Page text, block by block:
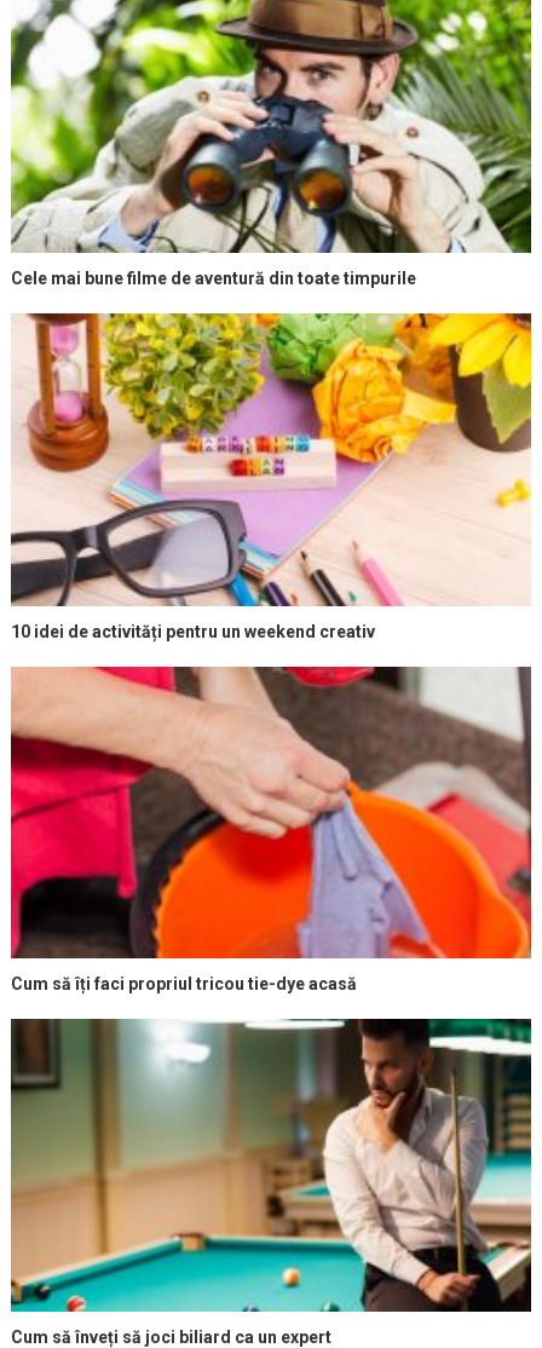
Cele mai bune filme de aventură din toate timpurile
10 idei de activități pentru un weekend creativ
Cum să îți faci propriul tricou tie-dye acasă
Cum să înveți să joci biliard ca un expert